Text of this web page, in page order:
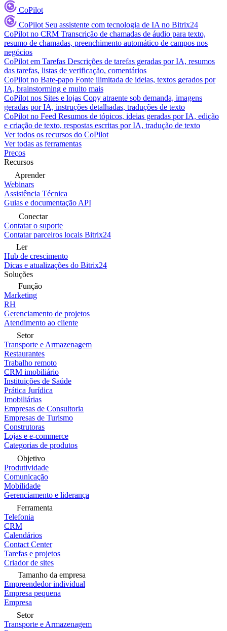
CoPilot
CoPilot Seu assistente com tecnologia de IA no Bitrix24
CoPilot no CRM Transcrição de chamadas de áudio para texto,
resumo de chamadas, preenchimento automático de campos nos
negócios
CoPilot em Tarefas Descrições de tarefas geradas por IA, resumos
das tarefas, listas de verificação, comentários
CoPilot no Bate-papo Fonte ilimitada de ideias, textos gerados por
IA, brainstorming e muito mais
CoPilot nos Sites e lojas Copy atraente sob demanda, imagens
geradas por IA, instruções detalhadas, traduções de texto
CoPilot no Feed Resumos de tópicos, ideias geradas por IA, edição
e criação de texto, respostas escritas por IA, tradução de texto
Ver todos os recursos do CoPilot
Ver todas as ferramentas
Preços
Recursos
Aprender
Webinars
Assistência Técnica
Guias e documentação API
Conectar
Contatar o suporte
Contatar parceiros locais Bitrix24
Ler
Hub de crescimento
Dicas e atualizações do Bitrix24
Soluções
Função
Marketing
RH
Gerenciamento de projetos
Atendimento ao cliente
Setor
Transporte e Armazenagem
Restaurantes
Trabalho remoto
CRM imobiliário
Instituições de Saúde
Prática Jurídica
Imobiliárias
Empresas de Consultoria
Empresas de Turismo
Construtoras
Lojas e e-commerce
Categorias de produtos
Objetivo
Produtividade
Comunicação
Mobilidade
Gerenciamento e liderança
Ferramenta
Telefonia
CRM
Calendários
Contact Center
Tarefas e projetos
Criador de sites
Tamanho da empresa
Empreendedor individual
Empresa pequena
Empresa
Setor
Transporte e Armazenagem